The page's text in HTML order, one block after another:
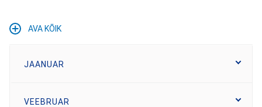
AVA KÕIK
JAANUAR
VEEBRUAR